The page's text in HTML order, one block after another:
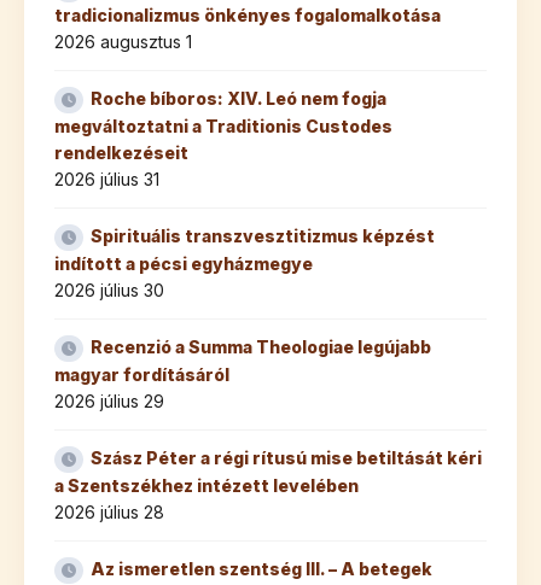
tradicionalizmus önkényes fogalomalkotása
2026 augusztus 1
Roche bíboros: XIV. Leó nem fogja
megváltoztatni a Traditionis Custodes
rendelkezéseit
2026 július 31
Spirituális transzvesztitizmus képzést
indított a pécsi egyházmegye
2026 július 30
Recenzió a Summa Theologiae legújabb
magyar fordításáról
2026 július 29
Szász Péter a régi rítusú mise betiltását kéri
a Szentszékhez intézett levelében
2026 július 28
Az ismeretlen szentség III. – A betegek